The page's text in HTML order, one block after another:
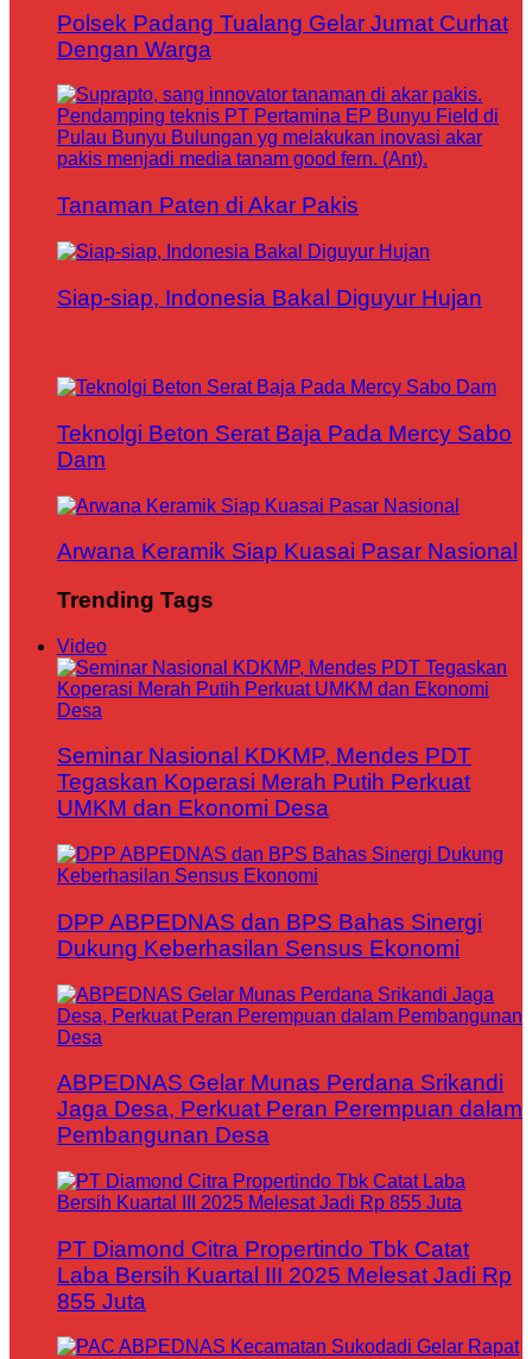
Polsek Padang Tualang Gelar Jumat Curhat
Dengan Warga
Tanaman Paten di Akar Pakis
Siap-siap, Indonesia Bakal Diguyur Hujan
Teknolgi Beton Serat Baja Pada Mercy Sabo
Dam
Arwana Keramik Siap Kuasai Pasar Nasional
Trending Tags
Video
Seminar Nasional KDKMP, Mendes PDT
Tegaskan Koperasi Merah Putih Perkuat
UMKM dan Ekonomi Desa
DPP ABPEDNAS dan BPS Bahas Sinergi
Dukung Keberhasilan Sensus Ekonomi
ABPEDNAS Gelar Munas Perdana Srikandi
Jaga Desa, Perkuat Peran Perempuan dalam
Pembangunan Desa
PT Diamond Citra Propertindo Tbk Catat
Laba Bersih Kuartal III 2025 Melesat Jadi Rp
855 Juta